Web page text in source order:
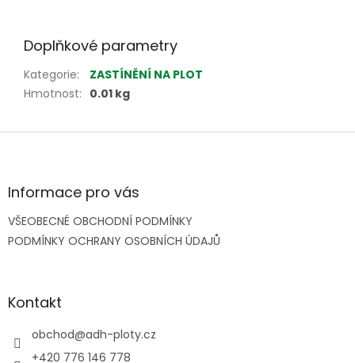
Doplňkové parametry
Kategorie:
ZASTÍNĚNÍ NA PLOT
Hmotnost: 0.01 kg
Z
aInformace pro vás
VŠEOBECNÉ OBCHODNÍ PODMÍNKY
PODMÍNKY OCHRANY OSOBNÍCH ÚDAJŮ
Kontakt
obchod@adh-ploty.cz
+420 776 146 778